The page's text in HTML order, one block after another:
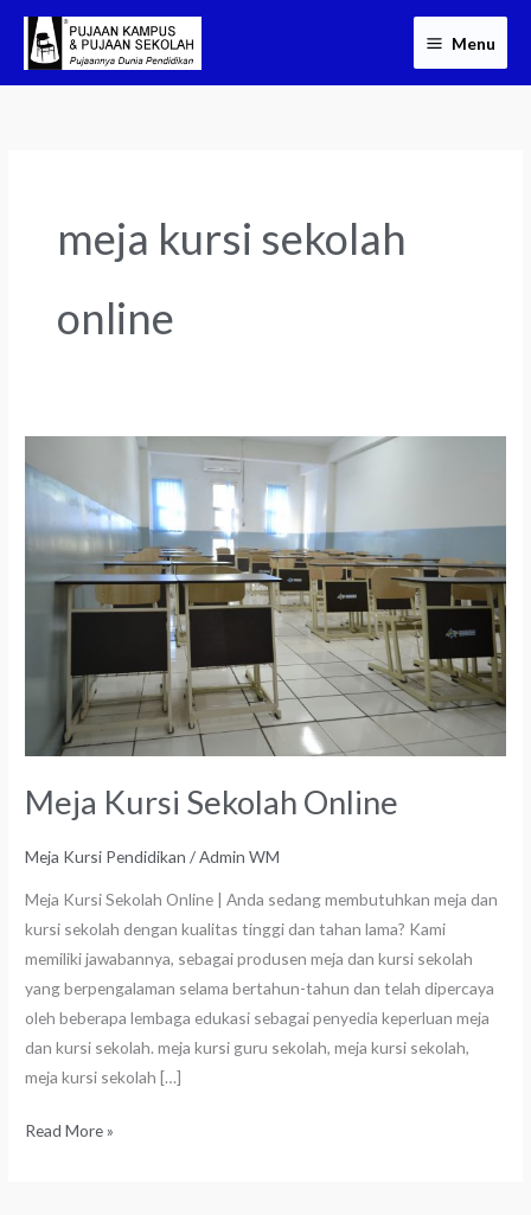
Skip
content
Menu
meja kursi sekolah
online
Meja Kursi Sekolah Online
Meja Kursi Pendidikan /Admin WM
Meja Kursi Sekolah Online | Anda sedang membutuhkan meja dan
kursi sekolah dengan kualitas tinggi dan tahan lama? Kami
memiliki jawabannya, sebagai produsen meja dan kursi sekolah
yang berpengalaman selama bertahun-tahun dan telah dipercaya
oleh beberapa lembaga edukasi sebagai penyedia keperluan meja
dan kursi sekolah. meja kursi guru sekolah, meja kursi sekolah,
meja kursi sekolah […]
Kursi
Sekolah
Online
Read More »